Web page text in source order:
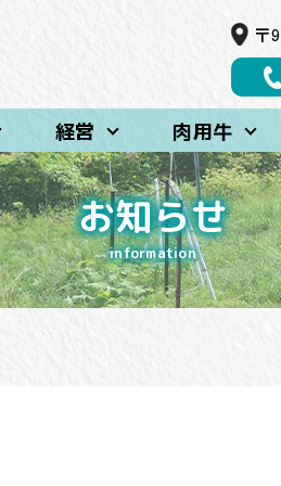
〒
経営 肉用牛
お知らせ
information